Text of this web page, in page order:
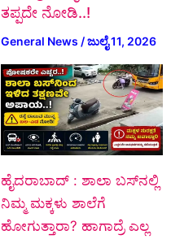
ತಪ್ಪದೇ ನೋಡಿ..!
General News /ಜುಲೈ 11, 2026
ಹೈದರಾಬಾದ್ : ಶಾಲಾ ಬಸ್‌ನಲ್ಲಿ
ನಿಮ್ಮ ಮಕ್ಕಳು ಶಾಲೆಗೆ
ಹೋಗುತ್ತಾರಾ? ಹಾಗಾದ್ರೆ ಎಲ್ಲ